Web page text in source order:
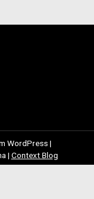
WordPress|
| Context Blog